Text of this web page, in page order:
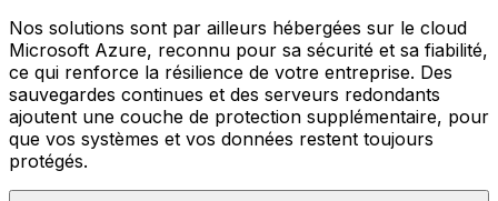
Nos solutions sont par ailleurs hébergées sur le cloud
Microsoft Azure, reconnu pour sa sécurité et sa fiabilité,
ce qui renforce la résilience de votre entreprise. Des
sauvegardes continues et des serveurs redondants
ajoutent une couche de protection supplémentaire, pour
que vos systèmes et vos données restent toujours
protégés.